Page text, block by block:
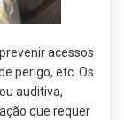
acessos
perigo, etc. Os
auditiva,
que requer